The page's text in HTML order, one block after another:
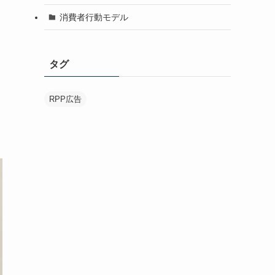
消費者行動モデル
タグ
RPP広告